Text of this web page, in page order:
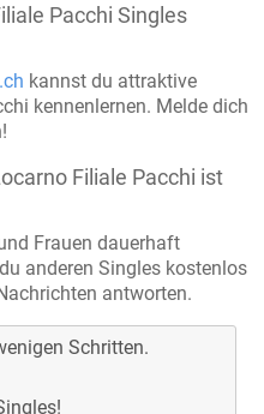
: Bei Bildkontakte wird
wird, um
nur echte Menschen
noch mehr
zu haben.
Verhalten
Pacchi Singles
kannst du attraktive
kennenlernen. Melde dich
Filiale Pacchi ist
Frauen dauerhaft
anderen Singles kostenlos
antworten.
Schritten.